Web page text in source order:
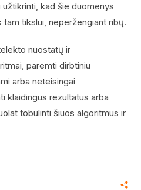
kad šie duomenys
tam tikslui, neperžengiant ribų.
nuostatų ir
paremti dirbtiniu
arba neteisingai
klaidingus rezultatus arba
tobulinti šiuos algoritmus ir